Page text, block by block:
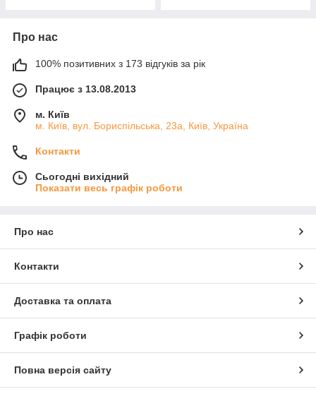
Про нас
100% позитивних з 173 відгуків за рік
Працює з 13.08.2013
м. Київ
м. Київ, вул. Бориспільська, 23а, Київ, Україна
Контакти
Сьогодні вихідний
Показати весь графік роботи
Про нас
Контакти
Доставка та оплата
Графік роботи
Повна версія сайту